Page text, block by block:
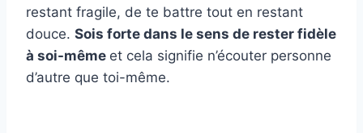
restant fragile, de te battre tout en restant
douce. Sois forte dans le sens de rester fidèle
à soi-même et cela signifie n’écouter personne
d’autre que toi-même.